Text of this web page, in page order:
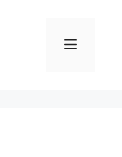
메